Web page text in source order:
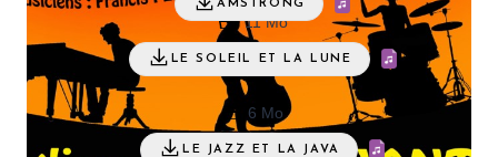
AMSTRONG
LE SOLEIL ET LA LUNE
11 Mo
LE JAZZ ET LA JAVA
6 Mo